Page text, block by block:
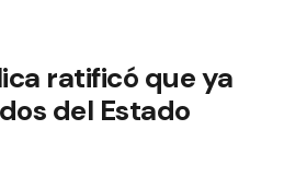
ratificó que ya
del Estado